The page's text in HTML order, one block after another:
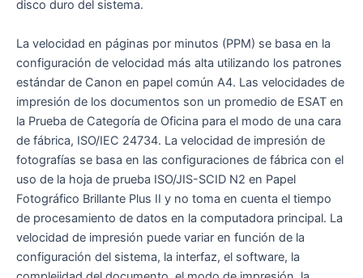
disco duro del sistema.
La velocidad en páginas por minutos (PPM) se basa en la
configuración de velocidad más alta utilizando los patrones
estándar de Canon en papel común A4. Las velocidades de
impresión de los documentos son un promedio de ESAT en
la Prueba de Categoría de Oficina para el modo de una cara
de fábrica, ISO/IEC 24734. La velocidad de impresión de
fotografías se basa en las configuraciones de fábrica con el
uso de la hoja de prueba ISO/JIS-SCID N2 en Papel
Fotográfico Brillante Plus II y no toma en cuenta el tiempo
de procesamiento de datos en la computadora principal. La
velocidad de impresión puede variar en función de la
configuración del sistema, la interfaz, el software, la